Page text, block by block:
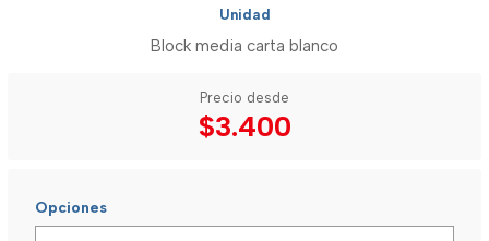
Unidad
Block media carta blanco
Precio desde
$3.400
Opciones